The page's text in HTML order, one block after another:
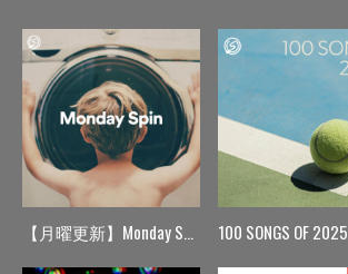
【月曜更新】Monday Spin 100 SONGS OF 2025